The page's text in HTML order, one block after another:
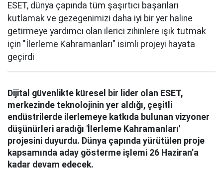
ESET, dünya çapında tüm şaşırtıcı başarıları
kutlamak ve gezegenimizi daha iyi bir yer haline
getirmeye yardımcı olan ilerici zihinlere ışık tutmak
için "İlerleme Kahramanları" isimli projeyi hayata
geçirdi
Dijital güvenlikte küresel bir lider olan ESET,
merkezinde teknolojinin yer aldığı, çeşitli
endüstrilerde ilerlemeye katkıda bulunan vizyoner
düşünürleri aradığı 'İlerleme Kahramanları'
projesini duyurdu. Dünya çapında yürütülen proje
kapsamında aday gösterme işlemi 26 Haziran’a
kadar devam edecek.